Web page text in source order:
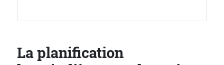
La planification